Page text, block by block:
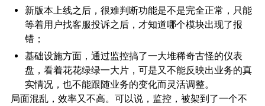
新版本上线之后，很难判断功能是不是完全正常，只能
等着用户找客服投诉之后，才知道哪个模块出现了报
错；
基础设施方面，通过监控搞了一大堆稀奇古怪的仪表
盘，看着花花绿绿一大片，可是又不能反映出业务的真
实情况，也不能跟随业务的变化而灵活调整。
局面混乱，效率又不高。可以说，监控，被架到了一个不